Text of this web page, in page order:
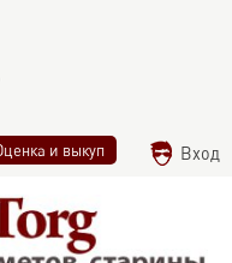
и выкуп Вход